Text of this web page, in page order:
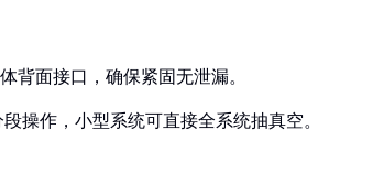
背面接口，确保紧固无泄漏。
操作，小型系统可直接全系统抽真空。